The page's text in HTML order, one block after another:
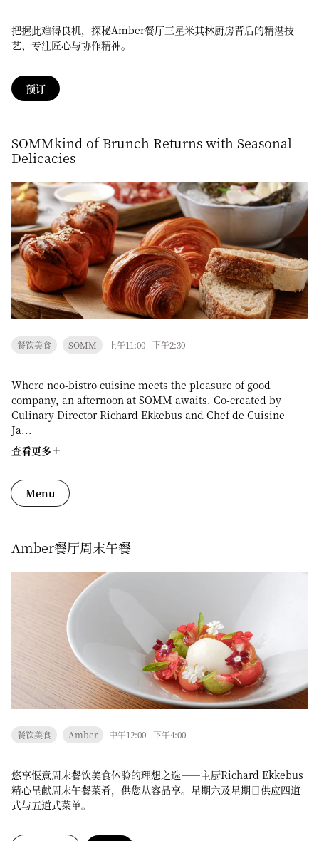
把握此难得良机，探秘Amber餐厅三星米其林厨房背后的精湛技
艺、专注匠心与协作精神。
预订
SOMMkind of Brunch Returns with Seasonal
Delicacies
餐饮美食 SOMM 上午11:00 - 下午2:30
Where neo-bistro cuisine meets the pleasure of good
company, an afternoon at SOMM awaits. Co-created by
Culinary Director Richard Ekkebus and Chef de Cuisine
Ja...
查看更多
Menu
Amber餐厅周末午餐
餐饮美食 Amber 中午12:00 - 下午4:00
悠享惬意周末餐饮美食体验的理想之选——主厨Richard Ekkebus
精心呈献周末午餐菜肴，供您从容品享。星期六及星期日供应四道
式与五道式菜单。